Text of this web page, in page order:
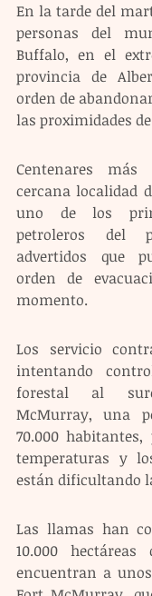
En la tarde del
personas del
Buffalo, en el
provincia de
orden de
las proximidades
Centenares
cercana localidad
uno de los
petroleros del
advertidos que
orden de
momento.
Los servicio
intentando
forestal al
McMurray, una
70.000 habitantes,
temperaturas y
están dificultando
Las llamas han
10.000
encuentran a